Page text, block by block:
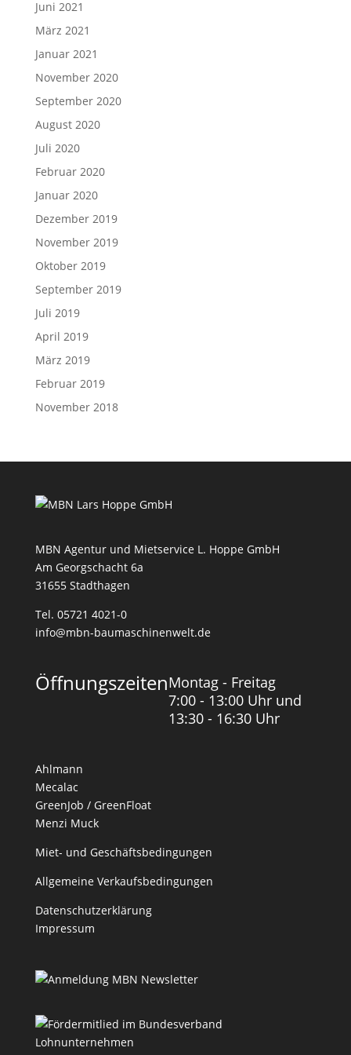
Juni 2021
März 2021
Januar 2021
November 2020
September 2020
August 2020
Juli 2020
Februar 2020
Januar 2020
Dezember 2019
November 2019
Oktober 2019
September 2019
Juli 2019
April 2019
März 2019
Februar 2019
November 2018
MBN Agentur und Mietservice L. Hoppe GmbH
Am Georgschacht 6a
31655 Stadthagen
Tel. 05721 4021-0
info@mbn-baumaschinenwelt.de
ÖffnungszeitenMontag - Freitag
7:00 - 13:00 Uhr und
13:30 - 16:30 Uhr
Ahlmann
Mecalac
GreenJob / GreenFloat
Menzi Muck
Miet- und Geschäftsbedingungen
Allgemeine Verkaufsbedingungen
Datenschutzerklärung
Impressum